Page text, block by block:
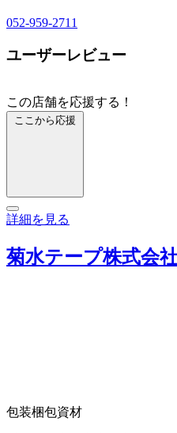
052-959-2711
ユーザーレビュー
この店舗を応援する！
ここから応援
詳細を見る
菊水テープ株式会
包装梱包資材